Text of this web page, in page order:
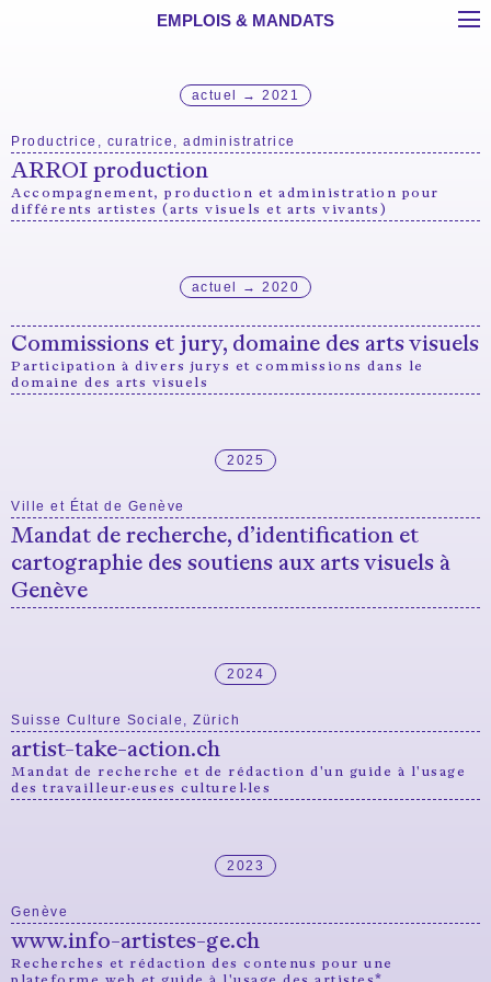
EMPLOIS & MANDATS
actuel → 2021
Productrice, curatrice, administratrice
ARROI production
Accompagnement, production et administration pour
différents artistes (arts visuels et arts vivants)
actuel → 2020
Commissions et jury, domaine des arts visuels
Participation à divers jurys et commissions dans le
domaine des arts visuels
2025
Ville et État de Genève
Mandat de recherche, d’identification et
cartographie des soutiens aux arts visuels à
Genève
2024
Suisse Culture Sociale, Zürich
artist-take-action.ch
Mandat de recherche et de rédaction d'un guide à l'usage
des travailleur·euses culturel·les
2023
Genève
www.info-artistes-ge.ch
Recherches et rédaction des contenus pour une